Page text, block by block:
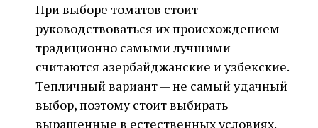
При выборе томатов стоит
руководствоваться их происхождением —
традиционно самыми лучшими
считаются азербайджанские и узбекские.
Тепличный вариант — не самый удачный
выбор, поэтому стоит выбирать
выращенные в естественных условиях.